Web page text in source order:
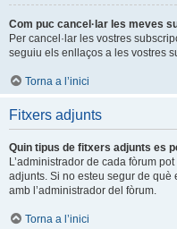
Com puc cancel·lar les meves
Per cancel·lar les vostres
seguiu els enllaços a les vostres
Torna a l’inici
Fitxers adjunts
Quin tipus de fitxers adjunts es
L’administrador de cada fòrum
adjunts. Si no esteu segur de què
amb l’administrador del fòrum.
Torna a l’inici